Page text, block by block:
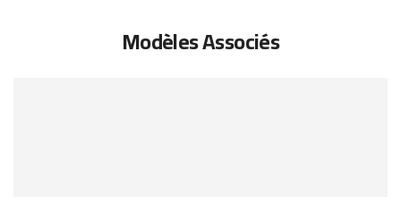
Modèles Associés